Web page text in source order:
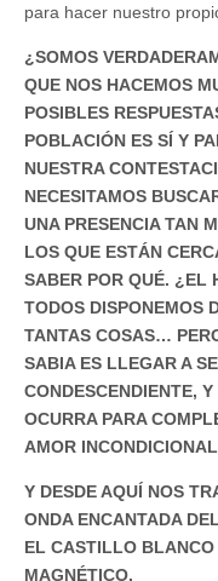
para hacer nuestro
¿SOMOS
QUE NOS HACEMOS
POSIBLES
POBLACIÓN ES SÍ Y
NUESTRA
NECESITAMOS
UNA PRESENCIA TAN
LOS QUE ESTÁN
SABER POR QUÉ. ¿EL
TODOS DISPONEMOS
TANTAS COSAS…
SABIA ES LLEGAR A
CONDESCENDIENTE,
OCURRA PARA
AMOR
Y DESDE AQUÍ NOS
ONDA ENCANTADA
EL CASTILLO
MAGNÉTICO.